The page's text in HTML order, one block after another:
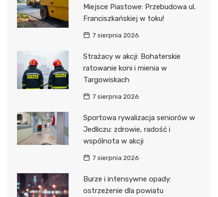
Miejsce Piastowe: Przebudowa ul.
Franciszkańskiej w toku!
7 sierpnia 2026
Strażacy w akcji: Bohaterskie
ratowanie koni i mienia w
Targowiskach
7 sierpnia 2026
Sportowa rywalizacja seniorów w
Jedliczu: zdrowie, radość i
wspólnota w akcji
7 sierpnia 2026
Burze i intensywne opady:
ostrzeżenie dla powiatu